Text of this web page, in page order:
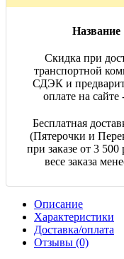
Название
Скидка при
транспортной
СДЭК и
оплате на сайте
Бесплатная
(Пятерочки и
при заказе от 3 500
весе заказа
Описание
Характеристики
Доставка/оплата
Отзывы (0)